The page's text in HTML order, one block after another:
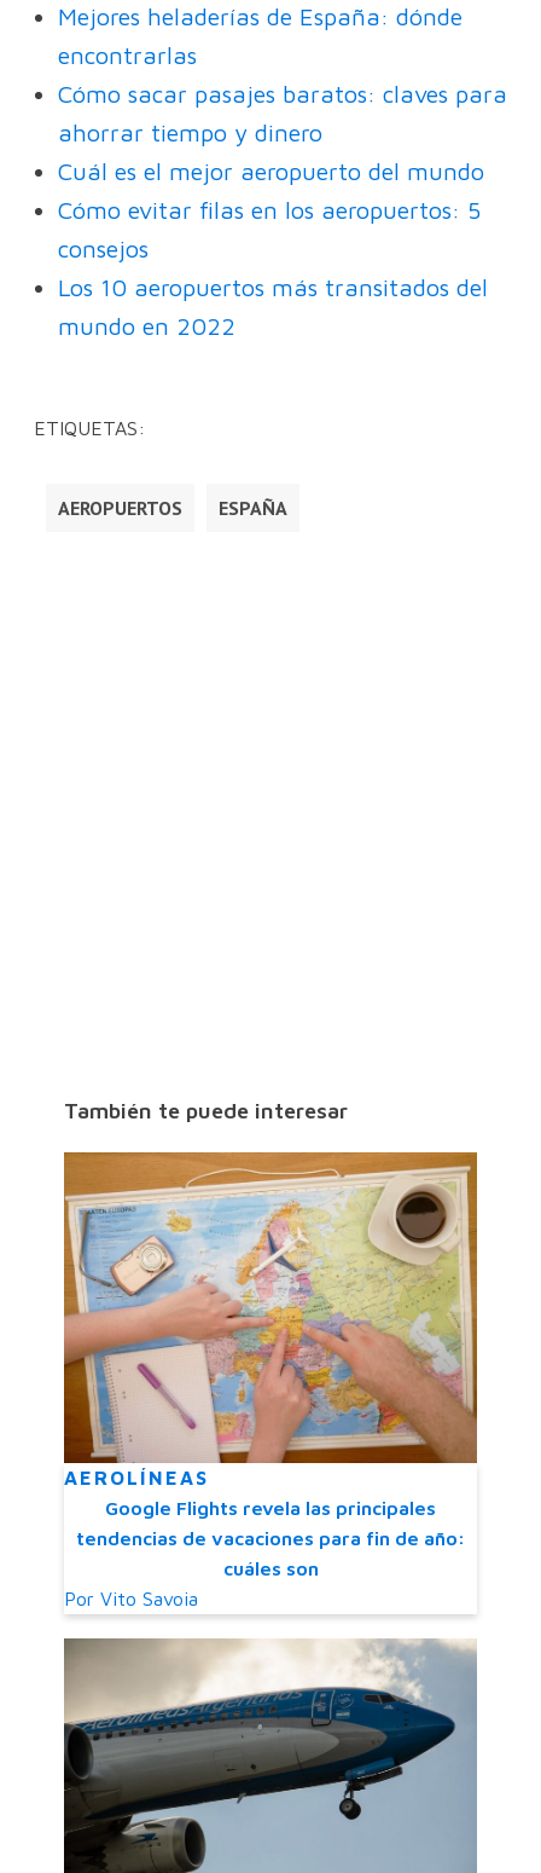
Mejores heladerías de España: dónde
encontrarlas
Cómo sacar pasajes baratos: claves para
ahorrar tiempo y dinero
Cuál es el mejor aeropuerto del mundo
Cómo evitar filas en los aeropuertos: 5
consejos
Los 10 aeropuertos más transitados del
mundo en 2022
ETIQUETAS:
AEROPUERTOS ESPAÑA
También te puede interesar
AEROLÍNEAS
Google Flights revela las principales
tendencias de vacaciones para fin de año:
cuáles son
Por Vito Savoia